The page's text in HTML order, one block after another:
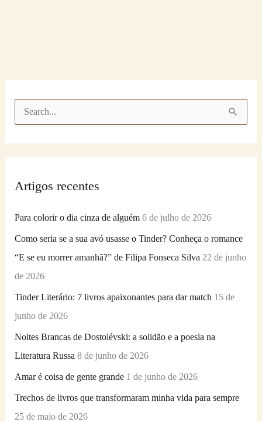
u
o
r
:
Artigos recentes
Para colorir o dia cinza de alguém 6 de julho de 2026
Como seria se a sua avó usasse o Tinder? Conheça o romance
“E se eu morrer amanhã?” de Filipa Fonseca Silva 22 de junho
de 2026
Tinder Literário: 7 livros apaixonantes para dar match 15 de
junho de 2026
Noites Brancas de Dostoiévski: a solidão e a poesia na
Literatura Russa 8 de junho de 2026
Amar é coisa de gente grande 1 de junho de 2026
Trechos de livros que transformaram minha vida para sempre
25 de maio de 2026